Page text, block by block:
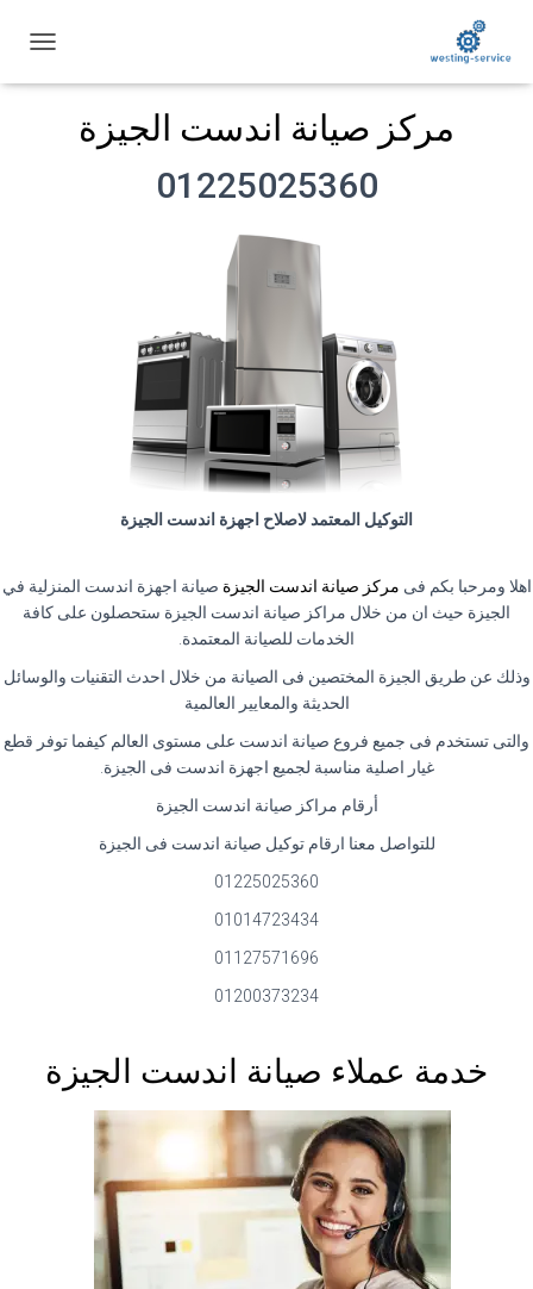
ب
مركز صيانة اندست الجيزة
01225025360
التوكيل المعتمد لاصلاح اجهزة اندست الجيزة
اهلا ومرحبا بكم فى مركز صيانة اندست الجيزة صيانة اجهزة اندست المنزلية في
الجيزة حيث ان من خلال مراكز صيانة اندست الجيزة ستحصلون على كافة
الخدمات للصيانة المعتمدة.
وذلك عن طريق الجيزة المختصين فى الصيانة من خلال احدث التقنيات والوسائل
الحديثة والمعايير العالمية
والتى تستخدم فى جميع فروع صيانة اندست على مستوى العالم كيفما توفر قطع
غيار اصلية مناسبة لجميع اجهزة اندست فى الجيزة.
أرقام مراكز صيانة اندست الجيزة
للتواصل معنا ارقام توكيل صيانة اندست فى الجيزة
01225025360
01014723434
01127571696
01200373234
خدمة عملاء صيانة اندست الجيزة